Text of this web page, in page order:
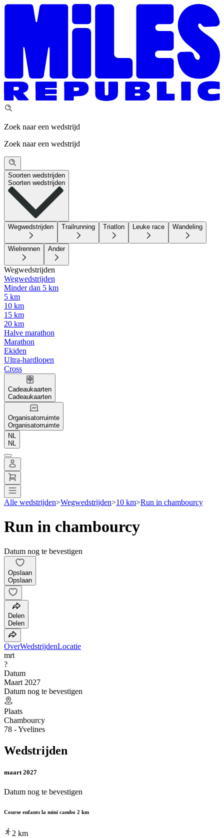
Zoek naar een wedstrijd
Zoek naar een wedstrijd
Soorten wedstrijden
Soorten wedstrijden
Wegwedstrijden Trailrunning Triatlon Leuke race Wandeling
Wielrennen Ander
Wegwedstrijden
Wegwedstrijden
Minder dan 5 km
5 km
10 km
15 km
20 km
Halve marathon
Marathon
Ekiden
Ultra-hardlopen
Cross
Cadeaukaarten
Cadeaukaarten
Organisatorruimte
Organisatorruimte
NL
NL
Alle wedstrijden>Wegwedstrijden>10 km>Run in chambourcy
Run in chambourcy
Datum nog te bevestigen
Opslaan
Opslaan
Delen
Delen
OverWedstrijdenLocatie
mrt
?
Datum
Maart 2027
Datum nog te bevestigen
Plaats
Chambourcy
78 - Yvelines
Wedstrijden
maart 2027
Datum nog te bevestigen
Course enfants la mini cambo 2 km
2 km